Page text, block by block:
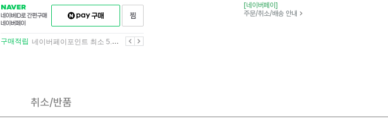
NAVER
네이버
ID로
간편구매
네이버페이
구매하기
이전
구매적립 네이버페이포인트 최소 5.5% 적립 다음
[네이버페이]
주문/취소/배송 안내
취소/반품